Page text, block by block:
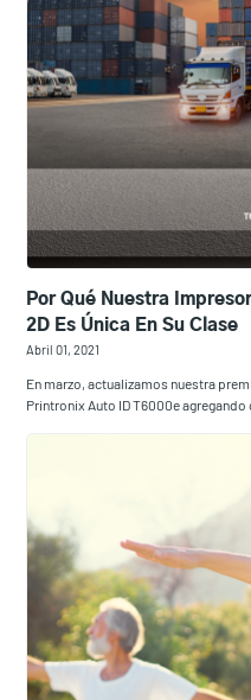
Por Qué Nuestra
2D Es Única En Su Clase
Abril 01, 2021
En marzo, actualizamos nuestra
Printronix Auto ID T6000e agregando